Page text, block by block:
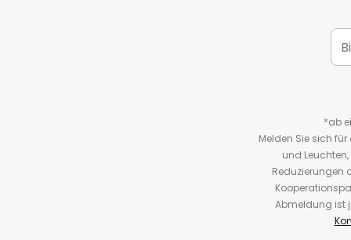
*ab
Melden Sie sich
und
Reduzierungen
Abmeldung ist